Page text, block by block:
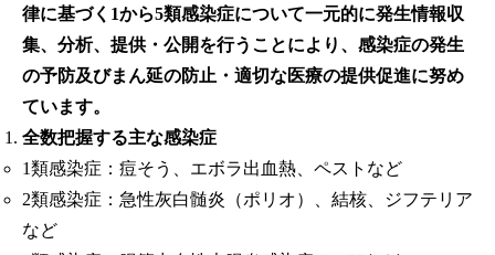
律に基づく1から5類感染症について一元的に発生情報収
集、分析、提供・公開を行うことにより、感染症の発生
の予防及びまん延の防止・適切な医療の提供促進に努め
ています。
全数把握する主な感染症
1類感染症：痘そう、エボラ出血熱、ペストなど
2類感染症：急性灰白髄炎（ポリオ）、結核、ジフテリア
など